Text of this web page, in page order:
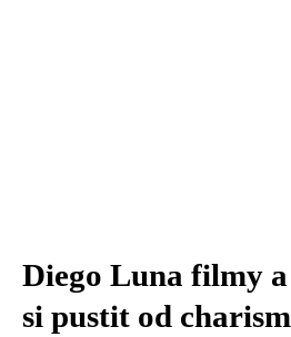
Diego Luna filmy
si pustit od